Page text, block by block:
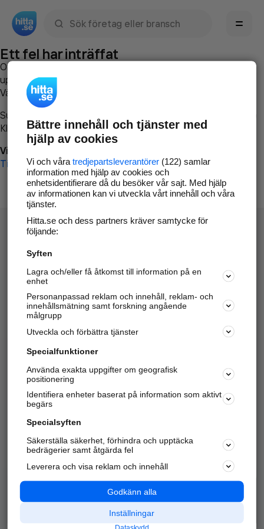
Ett fel har inträffat
Om du vill kan du
uppstod så att vi lättare och snabbare kan avhjälpa det.
Vänligen försök med följande:
Surfa till
Klicka påTillbaka-knappen i webbläsaren och försök igen
Vi beklagar besväret!
Till startsidan
Hitta.se - Gratis nummerupplysning.
Sök företag, personer och platser.
Hitta telefonnummer, adresser, företagsinfo mm.
Marknadsför företaget
Kom igång och annonsera mot
samarbetspartners nära dig.
Alla kategorier
Populära sökningar
API & Kartor
Annonsera
Integritet
Nödnummer
Bättre innehåll och tjänster med
hjälp av cookies
Vi och våra tredjepartsleverantörer(122) samlar
information med hjälp av cookies och
enhetsidentifierare då du besöker vår sajt. Med hjälp
av informationen kan vi utveckla vårt innehåll och våra
tjänster.
Hitta.se och dess partners kräver samtycke för
följande:
Syften
Lagra och/eller få åtkomst till information på en
enhet
Personanpassad reklam och innehåll, reklam- och
innehållsmätning samt forskning angående
målgrupp
Utveckla och förbättra tjänster
Specialfunktioner
Använda exakta uppgifter om geografisk
positionering
Identifiera enheter baserat på information som aktivt
begärs
Specialsyften
Säkerställa säkerhet, förhindra och upptäcka
bedrägerier samt åtgärda fel
Leverera och visa reklam och innehåll
Godkänn alla
Inställningar
Dataskydd